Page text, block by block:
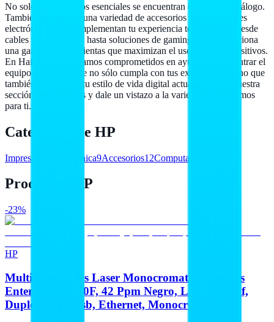
No solo los productos esenciales se encuentran en nuestro catálogo.
También ofrecemos una variedad de accesorios y componentes
electrónicos que complementan tu experiencia tecnológica. Desde
cables y adaptadores hasta soluciones de gaming, HP proporciona
una gama de herramientas que maximizan el uso de sus dispositivos.
En Hailan Store, estamos comprometidos en ayudarte a encontrar el
equipo adecuado que no sólo cumpla con tus expectativas, sino que
también se adapte a tu estilo de vida digital actual. Explora nuestra
sección de productos y dale un vistazo a la variedad que tenemos
para ti.
Categorías de HP
Impresión Electrónica9Accesorios12Computadoras
Productos HP
-23%
HP
Multifuncionales Laser Monocromatica HP Ops
Enterprise M430F, 42 Ppm Negro, Laserjet, Adf,
Duplex, Fax, Usb, Ethernet, Monocromatica